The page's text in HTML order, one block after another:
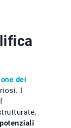
dei
I
potenziali